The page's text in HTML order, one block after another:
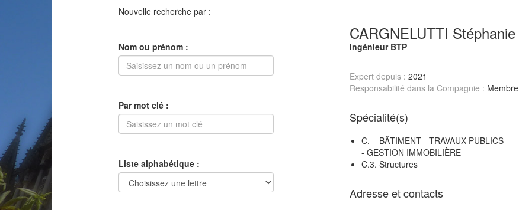
Nouvelle recherche par :
Nom ou prénom :
Par mot clé :
Liste alphabétique :
CARGNELUTTI Stéphanie
Ingénieur BTP
Expert depuis : 2021
Responsabilité dans la Compagnie : Membre
Spécialité(s)
C. − BÂTIMENT - TRAVAUX PUBLICS
- GESTION IMMOBILIÈRE
C.3. Structures
Adresse et contacts